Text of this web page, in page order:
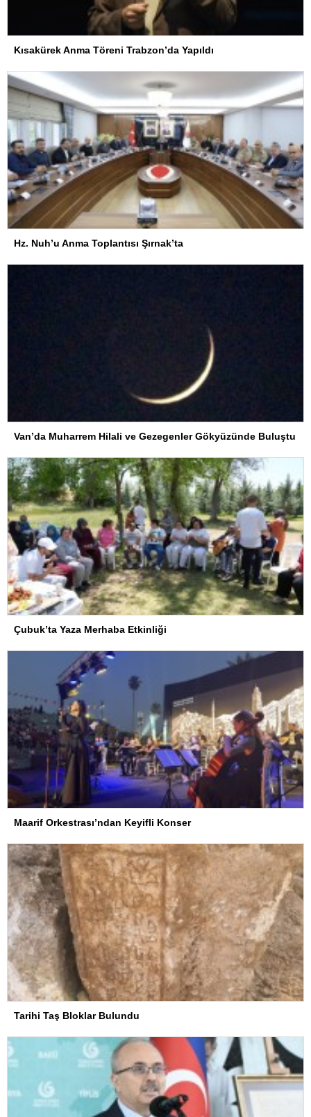
Kısakürek Anma Töreni Trabzon’da Yapıldı
Hz. Nuh’u Anma Toplantısı Şırnak’ta
Van’da Muharrem Hilali ve Gezegenler Gökyüzünde Buluştu
Çubuk’ta Yaza Merhaba Etkinliği
Maarif Orkestrası’ndan Keyifli Konser
Tarihi Taş Bloklar Bulundu